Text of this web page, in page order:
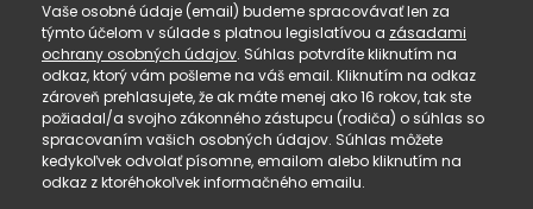
Vaše osobné údaje (email) budeme spracovávať len za
týmto účelom v súlade s platnou legislatívou a zásadami
ochrany osobných údajov. Súhlas potvrdíte kliknutím na
odkaz, ktorý vám pošleme na váš email. Kliknutím na odkaz
zároveň prehlasujete, že ak máte menej ako 16 rokov, tak ste
požiadal/a svojho zákonného zástupcu (rodiča) o súhlas so
spracovaním vašich osobných údajov. Súhlas môžete
kedykoľvek odvolať písomne, emailom alebo kliknutím na
odkaz z ktoréhokoľvek informačného emailu.